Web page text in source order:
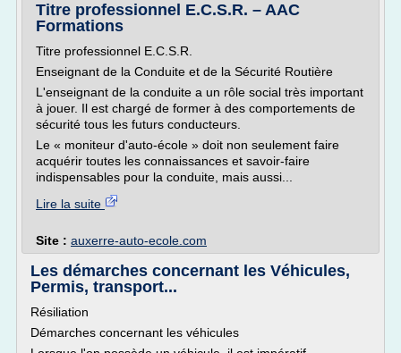
Titre professionnel E.C.S.R. – AAC
Formations
Titre professionnel E.C.S.R.
Enseignant de la Conduite et de la Sécurité Routière
L'enseignant de la conduite a un rôle social très important
à jouer. Il est chargé de former à des comportements de
sécurité tous les futurs conducteurs.
Le « moniteur d'auto-école » doit non seulement faire
acquérir toutes les connaissances et savoir-faire
indispensables pour la conduite, mais aussi...
Lire la suite
Site : auxerre-auto-ecole.com
Les démarches concernant les Véhicules,
Permis, transport...
Résiliation
Démarches concernant les véhicules